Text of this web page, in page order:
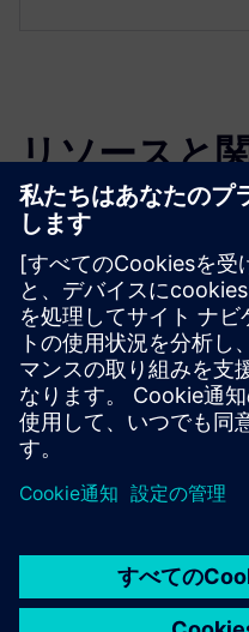
リソースと
その他の情報と
ワリオス|cmms-製品の詳
ワリオス
必要条件